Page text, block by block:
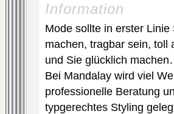
Information
Mode sollte in erster Linie
machen, tragbar sein, toll
und Sie glücklich
Bei Mandalay wird viel
professionelle Beratung
typgerechtes Styling